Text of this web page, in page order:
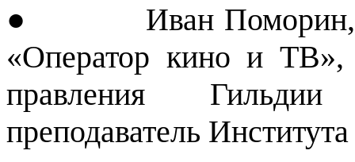
● Иван Поморин,
«Оператор кино и ТВ»,
правления Гильдии
преподаватель